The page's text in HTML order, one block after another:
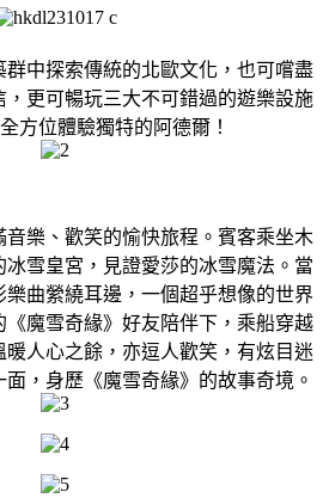
中探索傳統的北歐文化，也可嚐盡
更可暢玩三大不可錯過的遊樂設施
方位體驗獨特的阿德爾！
樂、歡笑的愉快旅程。賓客乘坐木
雪皇宮，見證愛莎的冰雪魔法。當
曲縈繞耳邊，一個超乎想像的世界
《魔雪奇緣》好友陪伴下，乘船穿越
人心之餘，亦逗人歡笑，有炫目迷
，身歷《魔雪奇緣》的故事奇境。